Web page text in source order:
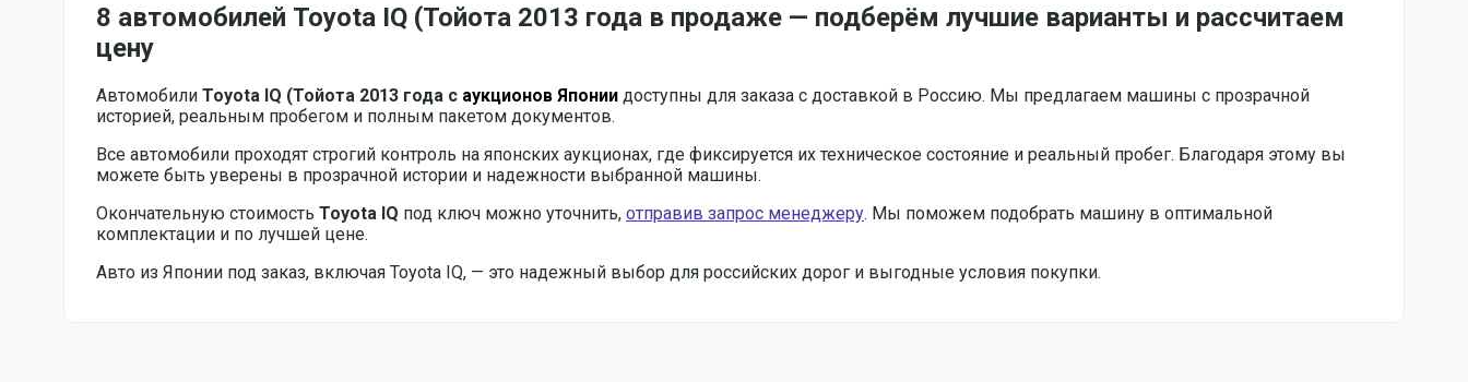
8 автомобилей Toyota IQ (Тойота 2013 года в продаже — подберём лучшие варианты и рассчитаем
цену
Автомобили Toyota IQ (Тойота 2013 года с аукционов Японии доступны для заказа с доставкой в Россию. Мы предлагаем машины с прозрачной
историей, реальным пробегом и полным пакетом документов.
Все автомобили проходят строгий контроль на японских аукционах, где фиксируется их техническое состояние и реальный пробег. Благодаря этому вы
можете быть уверены в прозрачной истории и надежности выбранной машины.
Окончательную стоимость Toyota IQ под ключ можно уточнить, отправив запрос менеджеру. Мы поможем подобрать машину в оптимальной
комплектации и по лучшей цене.
Авто из Японии под заказ, включая Toyota IQ, — это надежный выбор для российских дорог и выгодные условия покупки.